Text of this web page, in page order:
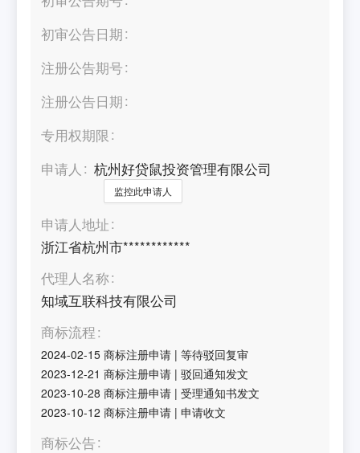
初审公告日期
注册公告期号
注册公告日期
专用权期限
申请人
杭州好贷鼠投资管理有限公司
监控此申请人
申请人地址
浙江省杭州市************
代理人名称
知域互联科技有限公司
商标流程
2024-02-15 商标注册申请 |等待驳回复审
2023-12-21 商标注册申请 |驳回通知发文
2023-10-28 商标注册申请 |受理通知书发文
2023-10-12 商标注册申请 |申请收文
商标公告